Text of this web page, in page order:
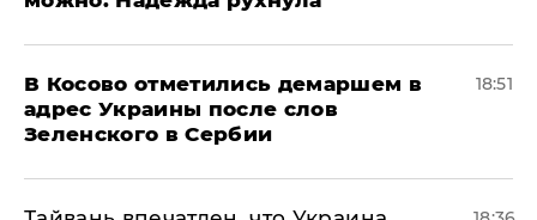
В Косово отметились демаршем в
адрес Украины после слов
Зеленского в Сербии
18:51